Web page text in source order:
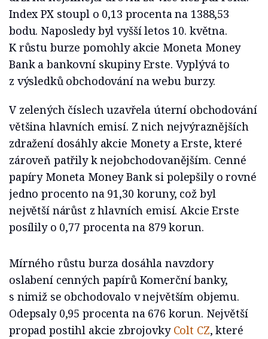
Index PX stoupl o 0,13 procenta na 1388,53
bodu. Naposledy byl vyšší letos 10. května.
K růstu burze pomohly akcie Moneta Money
Bank a bankovní skupiny Erste. Vyplývá to
z výsledků obchodování na webu burzy.
V zelených číslech uzavřela úterní obchodování
většina hlavních emisí. Z nich nejvýraznějších
zdražení dosáhly akcie Monety a Erste, které
zároveň patřily k nejobchodovanějším. Cenné
papíry Moneta Money Bank si polepšily o rovné
jedno procento na 91,30 koruny, což byl
největší nárůst z hlavních emisí. Akcie Erste
posílily o 0,77 procenta na 879 korun.
Mírného růstu burza dosáhla navzdory
oslabení cenných papírů Komerční banky,
s nimiž se obchodovalo v největším objemu.
Odepsaly 0,95 procenta na 676 korun. Největší
propad postihl akcie zbrojovky Colt CZ, které